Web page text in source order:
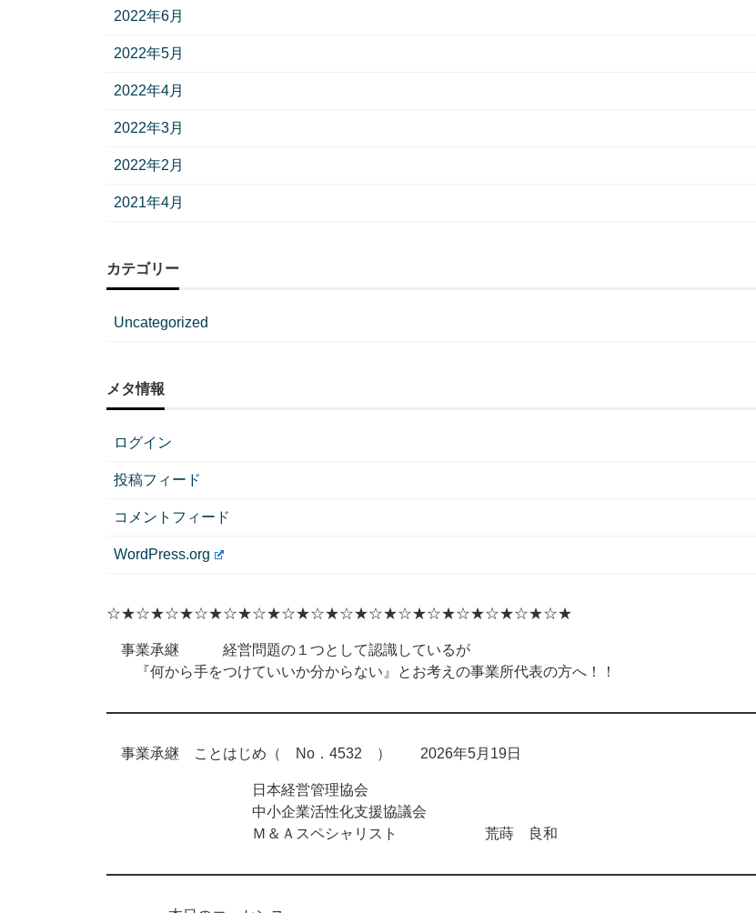
2022年6月
2022年5月
2022年4月
2022年3月
2022年2月
2021年4月
カテゴリー
Uncategorized
メタ情報
ログイン
投稿フィード
コメントフィード
WordPress.org
☆★☆★☆★☆★☆★☆★☆★☆★☆★☆★☆★☆★☆★☆★☆★☆★
事業承継 経営問題の１つとして認識しているが
『何から手をつけていいか分からない』とお考えの事業所代表の方へ！！
事業承継 ことはじめ（ No．4532 ） 2026年5月19日
日本経営管理協会
中小企業活性化支援協議会
Ｍ＆Ａスペシャリスト 荒蒔 良和